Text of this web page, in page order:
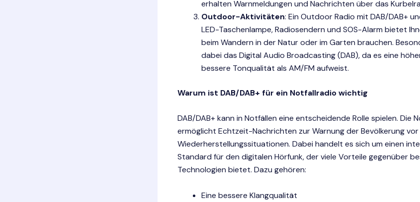
erhalten Warnmeldungen und Nachrichten über das
Outdoor-Aktivitäten: Ein Outdoor Radio mit DAB/DAB+
LED-Taschenlampe, Radiosendern und SOS-Alarm bietet
beim Wandern in der Natur oder im Garten brauchen.
dabei das Digital Audio Broadcasting (DAB), da es eine
bessere Tonqualität als AM/FM aufweist.
Warum ist DAB/DAB+ für ein Notfallradio wichtig
DAB/DAB+ kann in Notfällen eine entscheidende Rolle spielen. Die
ermöglicht Echtzeit-Nachrichten zur Warnung der Bevölkerung
Wiederherstellungssituationen. Dabei handelt es sich um einen
Standard für den digitalen Hörfunk, der viele Vorteile gegenüber
Technologien bietet. Dazu gehören:
Eine bessere Klangqualität